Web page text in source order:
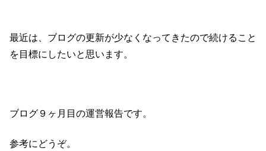
最近は、ブログの更新が少なくなってきたので続けること
を目標にしたいと思います。
ブログ９ヶ月目の運営報告です。
参考にどうぞ。